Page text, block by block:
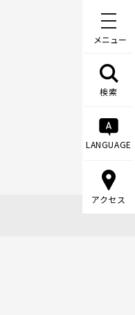
メニュー
検索
LANGUAGE
アクセス